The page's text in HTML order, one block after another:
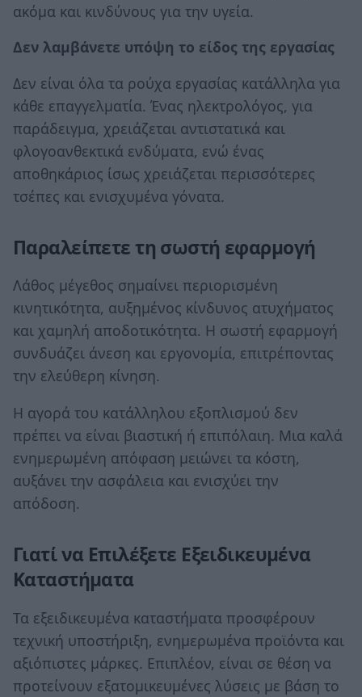
ακόμα και κινδύνους για την υγεία.
Δεν λαμβάνετε υπόψη το είδος της εργασίας
Δεν είναι όλα τα ρούχα εργασίας κατάλληλα για
κάθε επαγγελματία. Ένας ηλεκτρολόγος, για
παράδειγμα, χρειάζεται αντιστατικά και
φλογοανθεκτικά ενδύματα, ενώ ένας
αποθηκάριος ίσως χρειάζεται περισσότερες
τσέπες και ενισχυμένα γόνατα.
Παραλείπετε τη σωστή εφαρμογή
Λάθος μέγεθος σημαίνει περιορισμένη
κινητικότητα, αυξημένος κίνδυνος ατυχήματος
και χαμηλή αποδοτικότητα. Η σωστή εφαρμογή
συνδυάζει άνεση και εργονομία, επιτρέποντας
την ελεύθερη κίνηση.
Η αγορά του κατάλληλου εξοπλισμού δεν
πρέπει να είναι βιαστική ή επιπόλαιη. Μια καλά
ενημερωμένη απόφαση μειώνει τα κόστη,
αυξάνει την ασφάλεια και ενισχύει την
απόδοση.
Γιατί να Επιλέξετε Εξειδικευμένα
Καταστήματα
Τα εξειδικευμένα καταστήματα προσφέρουν
τεχνική υποστήριξη, ενημερωμένα προϊόντα και
αξιόπιστες μάρκες. Επιπλέον, είναι σε θέση να
προτείνουν εξατομικευμένες λύσεις με βάση το